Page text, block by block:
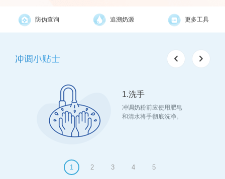
防伪查询 追溯奶源 更多工具
冲调小贴士
1.洗手
冲调奶粉前应使用肥皂
和清水将手彻底洗净。
1 2 3 4 5